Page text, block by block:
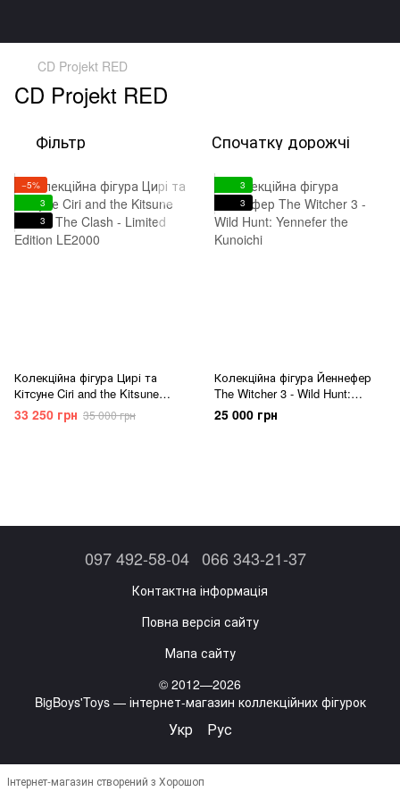
CD Projekt RED
CD Projekt RED
Фільтр Спочатку дорожчі
−5%
3
3
Колекційна фігура Цирі та
Кітсуне Ciri and the Kitsune
Before The Clash - Limited
Edition LE2000
33 250 грн 35 000 грн
3
3
Колекційна фігура Йеннефер
The Witcher 3 - Wild Hunt:
Yennefer the Kunoichi
25 000 грн
097 492-58-04 066 343-21-37
Контактна інформація
Повна версія сайту
Мапа сайту
© 2012—2026
BigBoys'Toys — інтернет-магазин коллекційних фігурок
Укр Рус
Інтернет-магазин створений з Хорошоп